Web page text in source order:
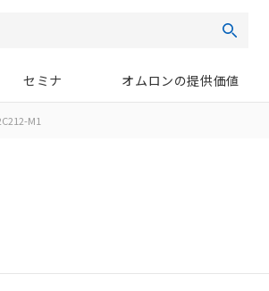
検
セミナ オムロンの提供価値
M1